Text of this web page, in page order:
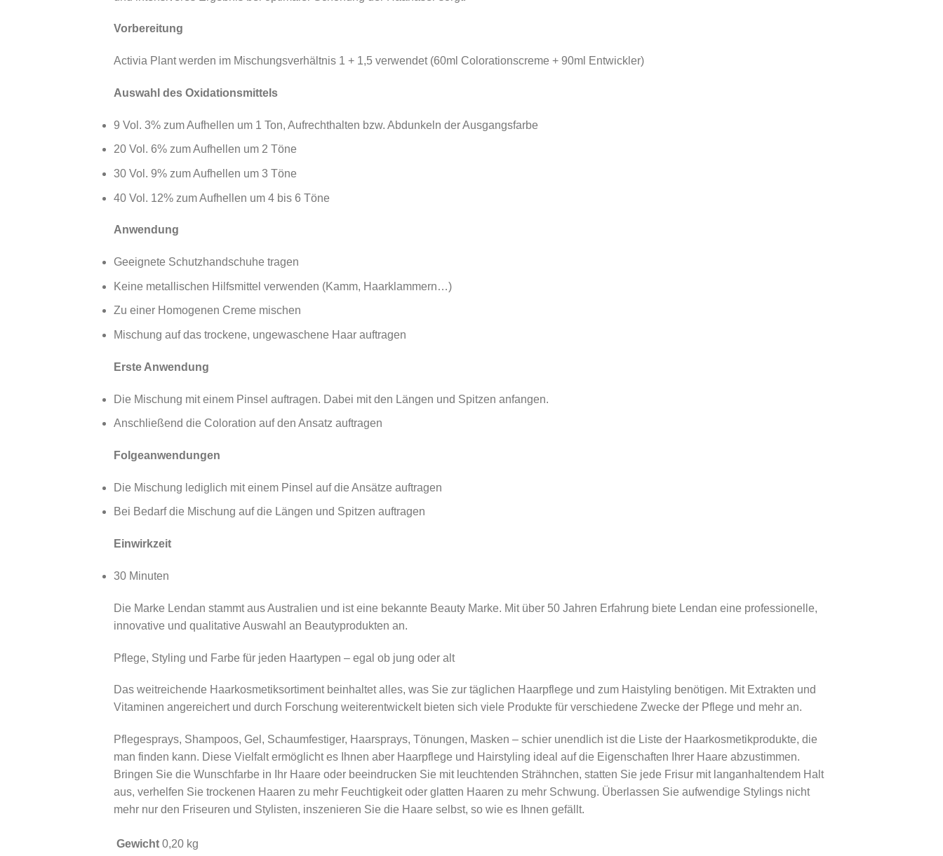
Vorbereitung
Activia Plant werden im Mischungsverhältnis 1 + 1,5 verwendet (60ml Colorationscreme + 90ml Entwickler)
Auswahl des Oxidationsmittels
9 Vol. 3% zum Aufhellen um 1 Ton, Aufrechthalten bzw. Abdunkeln der Ausgangsfarbe
20 Vol. 6% zum Aufhellen um 2 Töne
30 Vol. 9% zum Aufhellen um 3 Töne
40 Vol. 12% zum Aufhellen um 4 bis 6 Töne
Anwendung
Geeignete Schutzhandschuhe tragen
Keine metallischen Hilfsmittel verwenden (Kamm, Haarklammern…)
Zu einer Homogenen Creme mischen
Mischung auf das trockene, ungewaschene Haar auftragen
Erste Anwendung
Die Mischung mit einem Pinsel auftragen. Dabei mit den Längen und Spitzen anfangen.
Anschließend die Coloration auf den Ansatz auftragen
Folgeanwendungen
Die Mischung lediglich mit einem Pinsel auf die Ansätze auftragen
Bei Bedarf die Mischung auf die Längen und Spitzen auftragen
Einwirkzeit
30 Minuten
Die Marke Lendan stammt aus Australien und ist eine bekannte Beauty Marke. Mit über 50 Jahren Erfahrung biete Lendan eine professionelle,
innovative und qualitative Auswahl an Beautyprodukten an.
Pflege, Styling und Farbe für jeden Haartypen – egal ob jung oder alt
Das weitreichende Haarkosmetiksortiment beinhaltet alles, was Sie zur täglichen Haarpflege und zum Haistyling benötigen. Mit Extrakten und
Vitaminen angereichert und durch Forschung weiterentwickelt bieten sich viele Produkte für verschiedene Zwecke der Pflege und mehr an.
Pflegesprays, Shampoos, Gel, Schaumfestiger, Haarsprays, Tönungen, Masken – schier unendlich ist die Liste der Haarkosmetikprodukte, die
man finden kann. Diese Vielfalt ermöglicht es Ihnen aber Haarpflege und Hairstyling ideal auf die Eigenschaften Ihrer Haare abzustimmen.
Bringen Sie die Wunschfarbe in Ihr Haare oder beeindrucken Sie mit leuchtenden Strähnchen, statten Sie jede Frisur mit langanhaltendem Halt
aus, verhelfen Sie trockenen Haaren zu mehr Feuchtigkeit oder glatten Haaren zu mehr Schwung. Überlassen Sie aufwendige Stylings nicht
mehr nur den Friseuren und Stylisten, inszenieren Sie die Haare selbst, so wie es Ihnen gefällt.
Gewicht 0,20 kg